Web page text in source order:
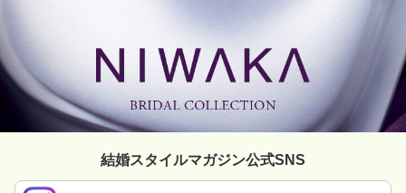
結婚スタイルマガジン公式SNS